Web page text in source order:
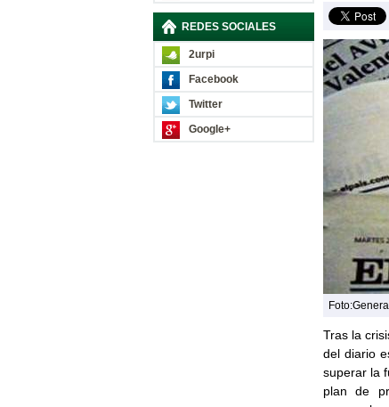
REDES SOCIALES
2urpi
Facebook
Twitter
Google+
Tras la
del diario
superar la
plan de